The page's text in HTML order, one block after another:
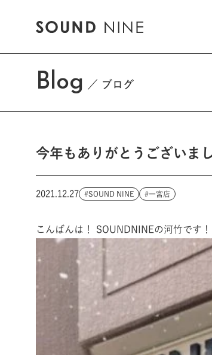
Blog ブログ
今年もありがとうございま
2021.12.27 SOUND NINE 一宮店
こんばんは！ SOUNDNINEの河竹です